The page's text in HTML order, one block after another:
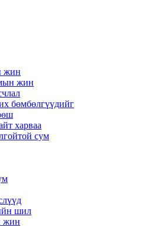
жин
жин
бөмбөлгүүдийг
харваа
сум
шил
жин